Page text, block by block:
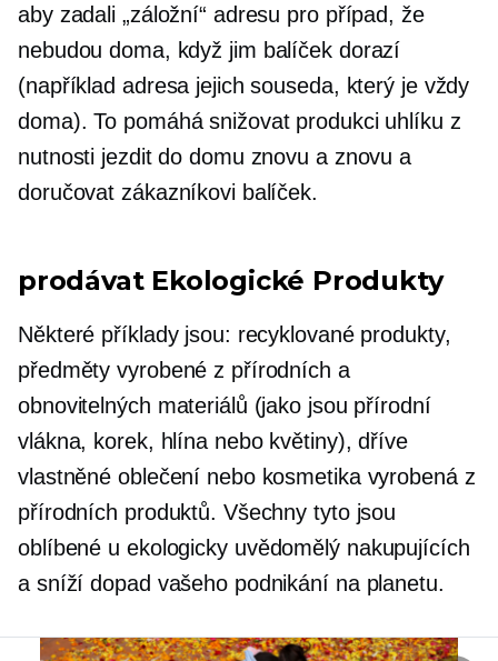
aby zadali „záložní“ adresu pro případ, že
nebudou doma, když jim balíček dorazí
(například adresa jejich souseda, který je vždy
doma). To pomáhá snižovat produkci uhlíku z
nutnosti jezdit do domu znovu a znovu a
doručovat zákazníkovi balíček.
prodávat Ekologické Produkty
Některé příklady jsou: recyklované produkty,
předměty vyrobené z přírodních a
obnovitelných materiálů (jako jsou přírodní
vlákna, korek, hlína nebo květiny), dříve
vlastněné oblečení nebo kosmetika vyrobená z
přírodních produktů. Všechny tyto jsou
oblíbené u ekologicky uvědomělýnakupujících
a sníží dopad vašeho podnikání na planetu.